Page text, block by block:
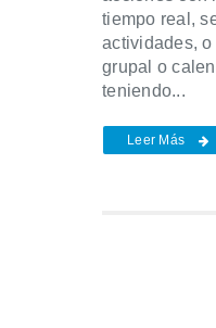
tiempo real,
actividades,
grupal o
teniendo...
Leer Más